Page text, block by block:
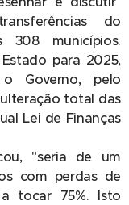
do
municípios.
para 2025,
Governo, pelo
total das
Lei de Finanças
"seria de um
com perdas de
tocar 75%. Isto